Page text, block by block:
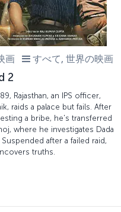
画 すべて, 世界の映画
2
Rajasthan, an IPS officer,
raids a palace but fails. After
a bribe, he's transferred
where he investigates Dada
Suspended after a failed raid,
truths.